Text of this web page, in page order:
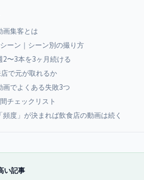
画集客とは
ーン｜シーン別の撮り方
〜3本を3ヶ月続ける
で元が取れるか
でよくある失敗3つ
チェックリスト
度」が決まれば飲食店の動画は続く
い記事